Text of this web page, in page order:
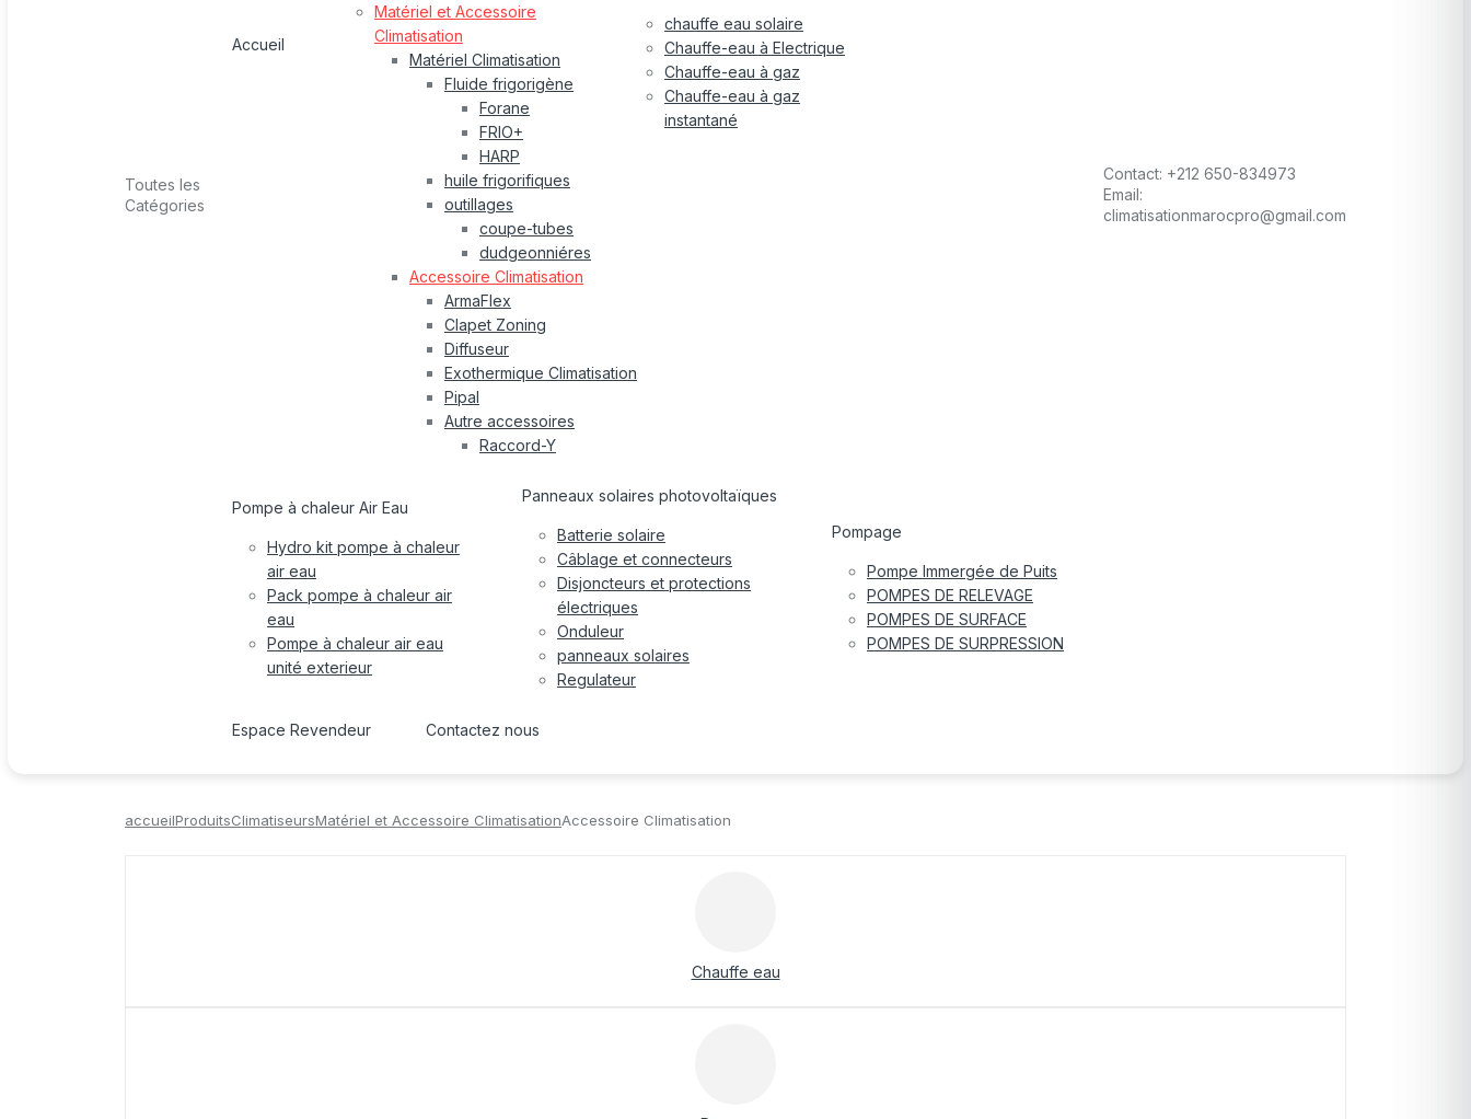
Toutes les
Catégories
Accueil
Matériel et Accessoire
Climatisation
Matériel Climatisation
Fluide frigorigène
Forane
FRIO+
HARP
huile frigorifiques
outillages
coupe-tubes
dudgeonniéres
Accessoire Climatisation
ArmaFlex
Clapet Zoning
Diffuseur
Exothermique Climatisation
Pipal
Autre accessoires
Raccord-Y
chauffe eau solaire
Chauffe-eau à Electrique
Chauffe-eau à gaz
Chauffe-eau à gaz
instantané
Pompe à chaleur Air Eau
Hydro kit pompe à chaleur
air eau
Pack pompe à chaleur air
eau
Pompe à chaleur air eau
unité exterieur
Panneaux solaires photovoltaïques
Batterie solaire
Câblage et connecteurs
Disjoncteurs et protections
électriques
Onduleur
panneaux solaires
Regulateur
Pompage
Pompe Immergée de Puits
POMPES DE RELEVAGE
POMPES DE SURFACE
POMPES DE SURPRESSION
Espace Revendeur Contactez nous
Contact: +212 650-834973
Email:
climatisationmarocpro@gmail.com
accueilProduitsClimatiseursMatériel et Accessoire ClimatisationAccessoire Climatisation
Chauffe eau